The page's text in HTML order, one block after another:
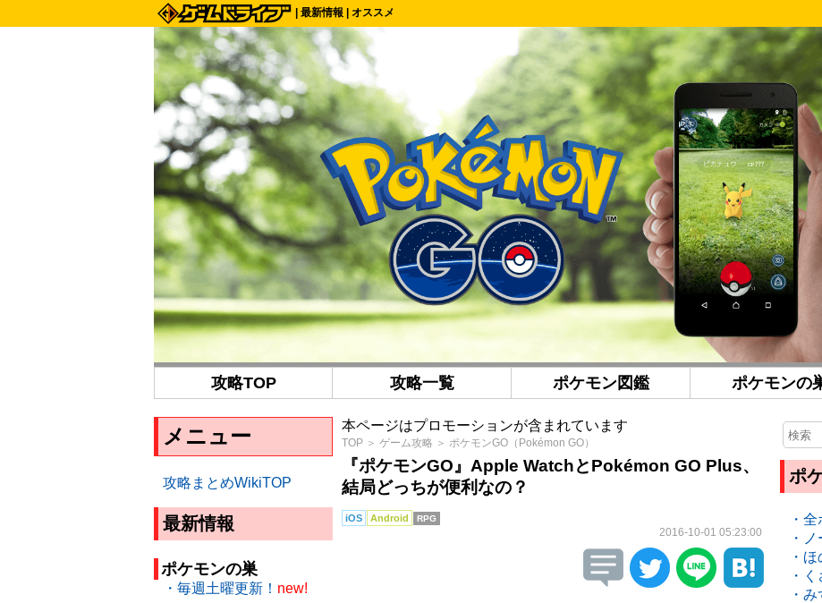
最新情報 オススメ
攻略TOP 攻略一覧 ポケモン図鑑 ポケモンの
本ページはプロモーションが含まれています
TOP ＞ ゲーム攻略 ＞ ポケモンGO（Pokémon GO）
『ポケモンGO』Apple WatchとPokémon GO Plus、
結局どっちが便利なの？
iOS Android RPG
2016-10-01 05:23:00
メニュー
攻略まとめWikiTOP
最新情報
ポケモンの巣
・毎週土曜更新！ new!
ポ
・
・
・
・く
・